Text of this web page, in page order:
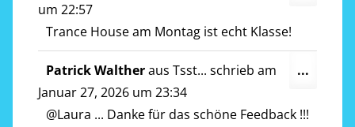
um 22:57
Trance House am Montag ist echt Klasse!
Patrick Waltheraus Tsst... schrieb am
Januar 27, 2026 um 23:34
@Laura ... Danke für das schöne Feedback !!!
...